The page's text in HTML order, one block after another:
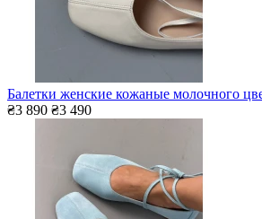
Балетки женские кожаные молочного
₴3 890 ₴3 490